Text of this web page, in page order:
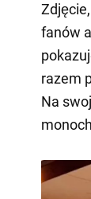
fanów
razem
Na